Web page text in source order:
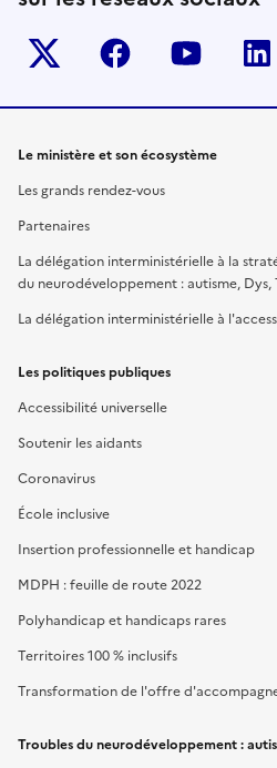
Twitter-x facebook
Le ministère et son écosystème
Les grands rendez-vous
Partenaires
La délégation interministérielle à la
du neurodéveloppement : autisme, Dys,
La délégation interministérielle à
Les politiques publiques
Accessibilité universelle
Soutenir les aidants
Coronavirus
École inclusive
Insertion professionnelle et handicap
MDPH : feuille de route 2022
Polyhandicap et handicaps rares
Territoires 100 % inclusifs
Transformation de l'offre
Troubles du neurodéveloppement :